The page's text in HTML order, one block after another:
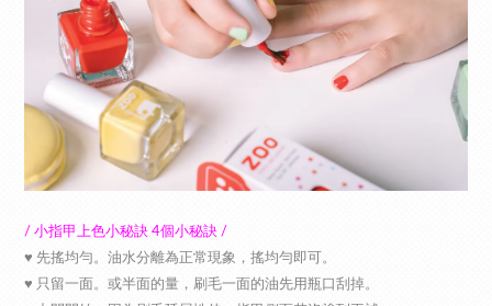
/ 小指甲上色小秘訣 4個小秘訣 /
♥︎ 先搖均勻。油水分離為正常現象，搖均勻即可。
♥︎ 只留一面。或半面的量，刷毛一面的油先用瓶口刮掉。